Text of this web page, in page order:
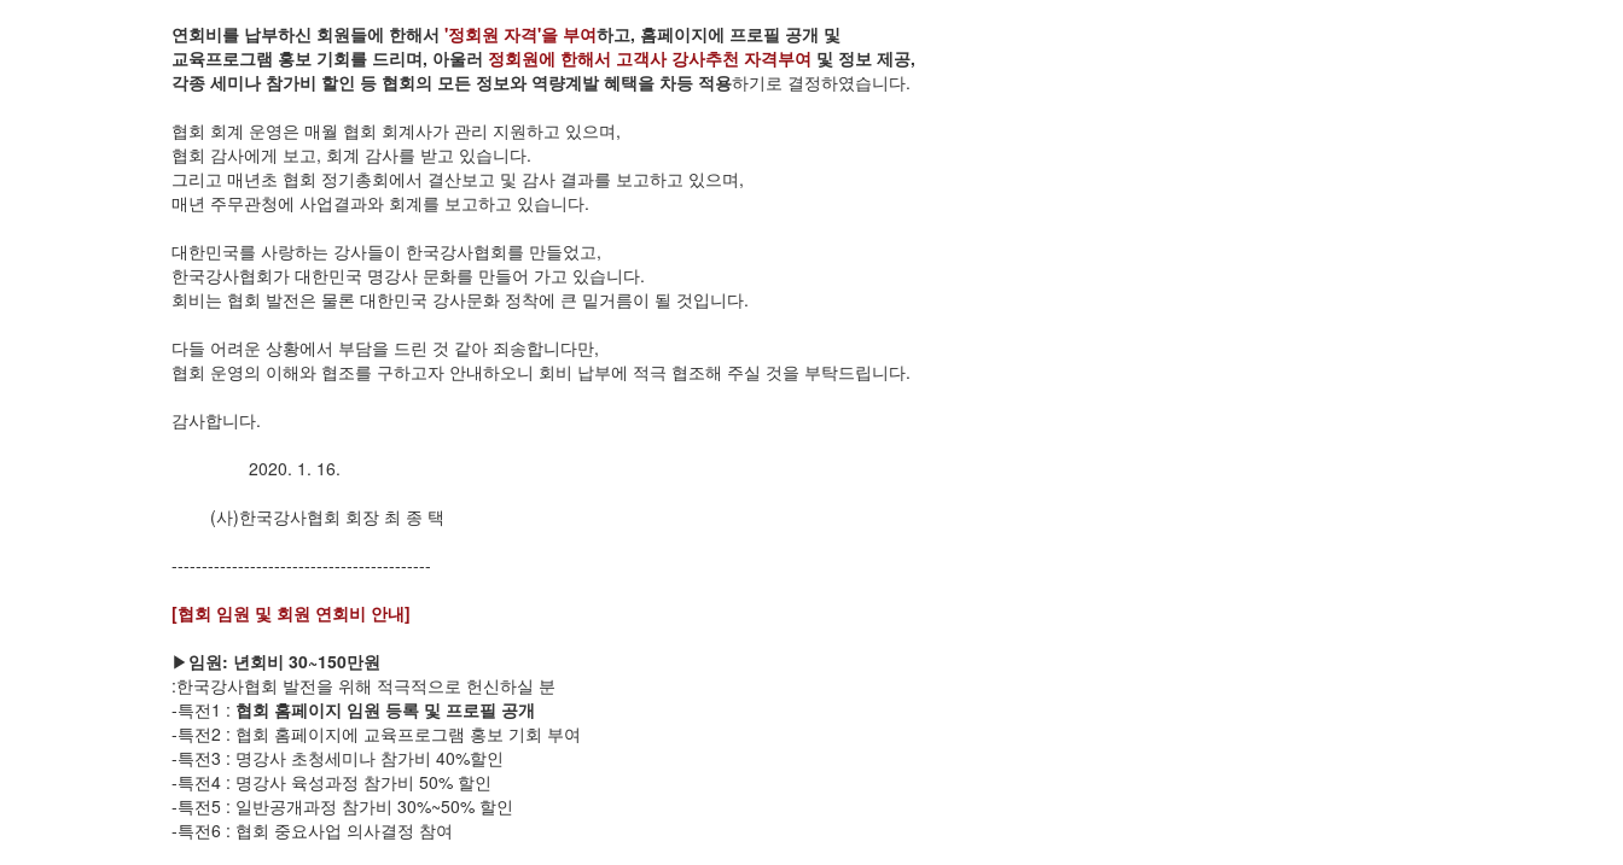
연회비를 납부하신 회원들에 한해서 '정회원 자격'을 부여하고, 홈페이지에 프로필 공개 및
교육프로그램 홍보 기회를 드리며, 아울러 정회원에 한해서 고객사 강사추천 자격부여 및 정보 제공,
각종 세미나 참가비 할인 등 협회의 모든 정보와 역량계발 혜택을 차등 적용하기로 결정하였습니다.
협회 회계 운영은 매월 협회 회계사가 관리 지원하고 있으며,
협회 감사에게 보고, 회계 감사를 받고 있습니다.
그리고 매년초 협회 정기총회에서 결산보고 및 감사 결과를 보고하고 있으며,
매년 주무관청에 사업결과와 회계를 보고하고 있습니다.
대한민국를 사랑하는 강사들이 한국강사협회를 만들었고,
한국강사협회가 대한민국 명강사 문화를 만들어 가고 있습니다.
회비는 협회 발전은 물론 대한민국 강사문화 정착에 큰 밑거름이 될 것입니다.
다들 어려운 상황에서 부담을 드린 것 같아 죄송합니다만,
협회 운영의 이해와 협조를 구하고자 안내하오니 회비 납부에 적극 협조해 주실 것을 부탁드립니다.
감사합니다.
2020. 1. 16.
(사)한국강사협회 회장 최 종 택
-------------------------------------------
[협회 임원 및 회원 연회비 안내]
▶ 임원: 년회비 30~150만원
:한국강사협회 발전을 위해 적극적으로 헌신하실 분
-특전1 : 협회 홈페이지 임원 등록 및 프로필 공개
-특전2 : 협회 홈페이지에 교육프로그램 홍보 기회 부여
-특전3 : 명강사 초청세미나 참가비 40%할인
-특전4 : 명강사 육성과정 참가비 50% 할인
-특전5 : 일반공개과정 참가비 30%~50% 할인
-특전6 : 협회 중요사업 의사결정 참여